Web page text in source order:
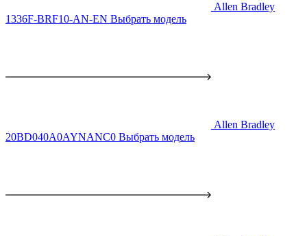
Allen Bradley
1336F-BRF10-AN-EN Выбрать модель
Allen Bradley
20BD040A0AYNANC0 Выбрать модель